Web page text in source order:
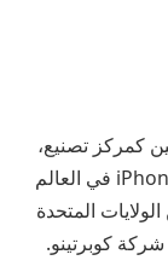
كمركز تصنيع،
حيث يتم تصنيع ما يقدر بنحو 80٪ من أجهزة iPhone في العالم
المتحدة
كوبرتينو.